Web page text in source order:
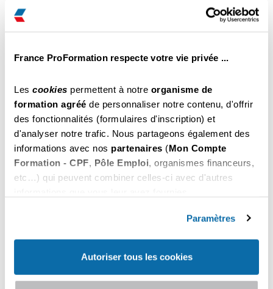
France ProFormation respecte votre vie privée ...
Les cookies permettent à notre organisme de
formation agréé de personnaliser notre contenu, d'offrir
des fonctionnalités (formulaires d'inscription) et
d'analyser notre trafic. Nous partageons également des
informations avec nos partenaires (Mon Compte
Formation - CPF
Pôle Emploi , organismes financeurs,
etc…) qui peuvent combiner celles-ci avec d'autres
Autoriser tous les cookies", vous
Paramètres
Autoriser tous les cookies
Choisir
Saintes
Il reste des places
Inscription par tél au
05 86 28 02 51
Choisir
du 02 au 04 Novembre 2026
Il reste des places
Inscription par tél au
459.00
du 09 au 11 Novembre 2026
Inscription par tél au
459